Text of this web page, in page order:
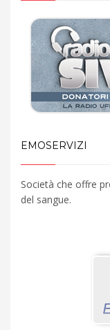
EMOSERVIZI
Società che offre
del sangue.